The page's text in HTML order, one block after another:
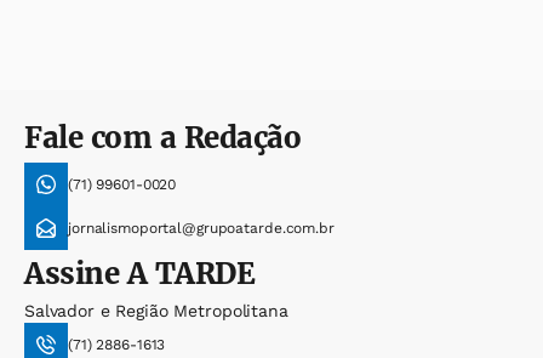
Fale com a Redação
(71) 99601-0020
jornalismoportal@grupoatarde.com.br
AssineA TARDE
Salvador e Região Metropolitana
(71) 2886-1613